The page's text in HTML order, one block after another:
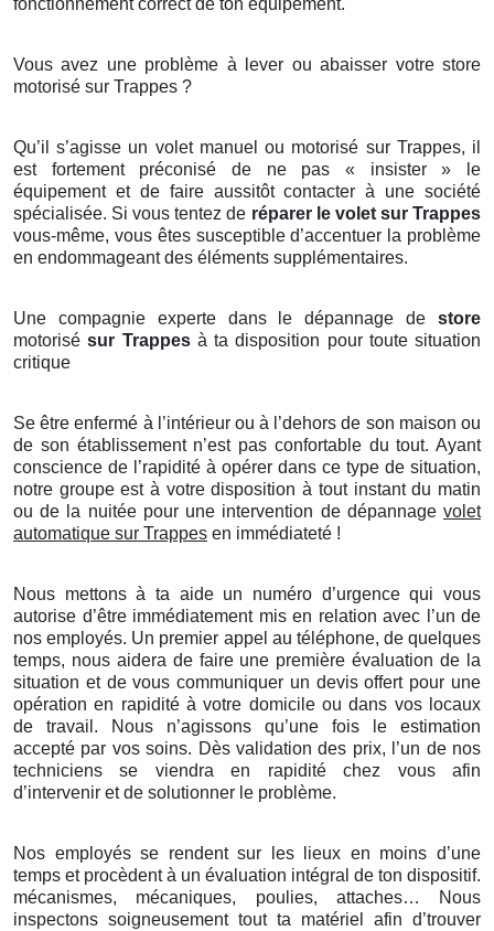
fonctionnement correct de ton équipement.
Vous avez une problème à lever ou abaisser votre store
motorisé sur Trappes ?
Qu’il s’agisse un volet manuel ou motorisé sur Trappes, il
est fortement préconisé de ne pas « insister » le
équipement et de faire aussitôt contacter à une société
spécialisée. Si vous tentez de réparer le volet sur Trappes
vous-même, vous êtes susceptible d’accentuer la problème
en endommageant des éléments supplémentaires.
Une compagnie experte dans le dépannage de store
motorisésur Trappesà ta disposition pour toute situation
critique
Se être enfermé à l’intérieur ou à l’dehors de son maison ou
de son établissement n’est pas confortable du tout. Ayant
conscience de l’rapidité à opérer dans ce type de situation,
notre groupe est à votre disposition à tout instant du matin
ou de la nuitée pour une intervention de dépannage volet
automatique sur Trappes en immédiateté !
Nous mettons à ta aide un numéro d’urgence qui vous
autorise d’être immédiatement mis en relation avec l’un de
nos employés. Un premier appel au téléphone, de quelques
temps, nous aidera de faire une première évaluation de la
situation et de vous communiquer un devis offert pour une
opération en rapidité à votre domicile ou dans vos locaux
de travail. Nous n’agissons qu’une fois le estimation
accepté par vos soins. Dès validation des prix, l’un de nos
techniciens se viendra en rapidité chez vous afin
d’intervenir et de solutionner le problème.
Nos employés se rendent sur les lieux en moins d’une
temps et procèdent à un évaluation intégral de ton dispositif.
mécanismes, mécaniques, poulies, attaches… Nous
inspectons soigneusement tout ta matériel afin d’trouver